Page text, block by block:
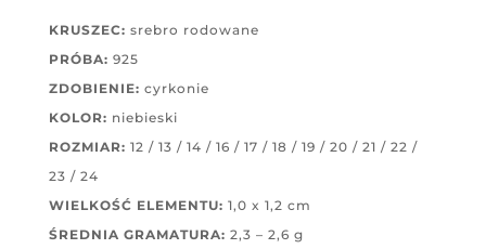
KRUSZEC: srebro rodowane
PRÓBA: 925
ZDOBIENIE: cyrkonie
KOLOR: niebieski
ROZMIAR: 12 / 13 / 14 / 16 / 17 / 18 / 19 / 20 / 21 / 22 /
23 / 24
WIELKOŚĆ ELEMENTU: 1,0 x 1,2 cm
ŚREDNIA GRAMATURA: 2,3 – 2,6 g